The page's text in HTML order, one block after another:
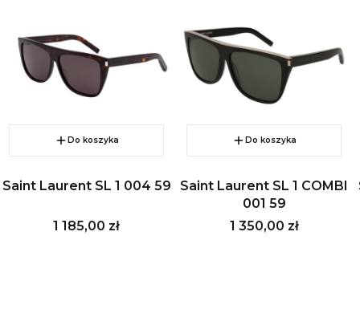
Do koszyka
Saint Laurent SL 1 004 59
Cena
1 185,00 zł
Do koszyka
Saint Laurent SL 1 COMBI
001 59
Cena
1 350,00 zł